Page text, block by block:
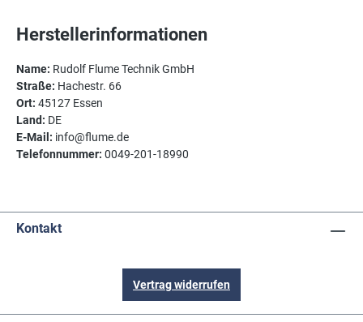
Herstellerinformationen
Name: Rudolf Flume Technik GmbH
Straße: Hachestr. 66
Ort: 45127 Essen
Land: DE
E-Mail: info@flume.de
Telefonnummer: 0049-201-18990
Kontakt
Vertrag widerrufen